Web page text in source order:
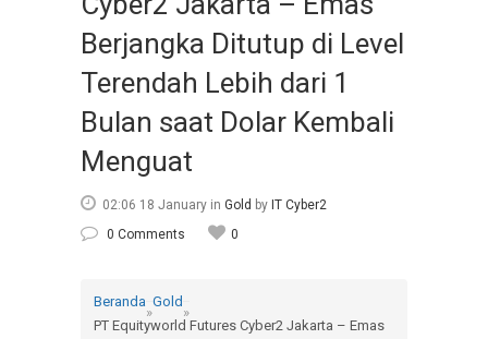
Berjangka Ditutup di Level
Terendah Lebih dari 1
Bulan saat Dolar Kembali
Menguat
02:06 18 January in Gold by IT Cyber2
0 Comments
0
Beranda
»
Gold
»
PT Equityworld Futures Cyber2 Jakarta – Emas